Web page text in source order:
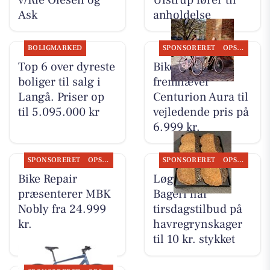
Ask
anholdelse
BOLIGMARKED
Top 6 over dyreste
boliger til salg i
Langå. Priser op
til 5.095.000 kr
SPONSORERET OPSLAGSTAVLEN
Bike Repair
fremhæver
Centurion Aura til
vejledende pris på
6.999 kr.
SPONSORERET OPSLAGSTAVLEN
Bike Repair
præsenterer MBK
Nobly fra 24.999
kr.
SPONSORERET OPSLAGSTAVLEN
Løgstørvejens
Bageri har
tirsdagstilbud på
havregrynskager
til 10 kr. stykket